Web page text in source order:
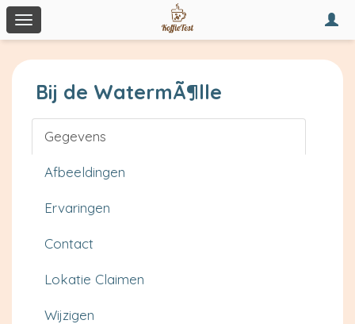
Toggle
navigation
Bij de WatermÃ¶lle
Gegevens
Afbeeldingen
Ervaringen
Contact
Lokatie Claimen
Wijzigen